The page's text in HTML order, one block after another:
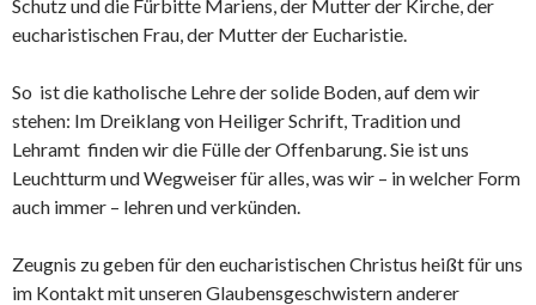
Schutz und die Fürbitte Mariens, der Mutter der Kirche, der
eucharistischen Frau, der Mutter der Eucharistie.
So ist die katholische Lehre der solide Boden, auf dem wir
stehen: Im Dreiklang von Heiliger Schrift, Tradition und
Lehramt finden wir die Fülle der Offenbarung. Sie ist uns
Leuchtturm und Wegweiser für alles, was wir – in welcher Form
auch immer – lehren und verkünden.
Zeugnis zu geben für den eucharistischen Christus heißt für uns
im Kontakt mit unseren Glaubensgeschwistern anderer